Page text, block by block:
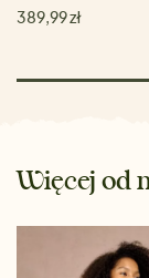
389,99 zł
Więcej od